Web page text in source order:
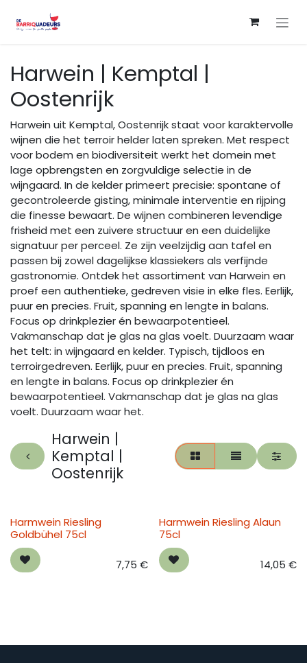
Harwein | Kemptal |
Oostenrijk
Harwein uit Kemptal, Oostenrijk staat voor karaktervolle
wijnen die het terroir helder laten spreken. Met respect
voor bodem en biodiversiteit werkt het domein met
lage opbrengsten en zorgvuldige selectie in de
wijngaard. In de kelder primeert precisie: spontane of
gecontroleerde gisting, minimale interventie en rijping
die finesse bewaart. De wijnen combineren levendige
frisheid met een zuivere structuur en een duidelijke
signatuur per perceel. Ze zijn veelzijdig aan tafel en
passen bij zowel dagelijkse klassiekers als verfijnde
gastronomie. Ontdek het assortiment van Harwein en
proef een authentieke, gedreven visie in elke fles. Eerlijk,
puur en precies. Fruit, spanning en lengte in balans.
Focus op drinkplezier én bewaarpotentieel.
Vakmanschap dat je glas na glas voelt. Duurzaam waar
het telt: in wijngaard en kelder. Typisch, tijdloos en
terroirgedreven. Eerlijk, puur en precies. Fruit, spanning
en lengte in balans. Focus op drinkplezier én
bewaarpotentieel. Vakmanschap dat je glas na glas
voelt. Duurzaam waar het.
Harwein |
Kemptal |
Oostenrijk
Harmwein Riesling
Goldbühel 75cl
7,75 €
Harmwein Riesling Alaun
75cl
14,05 €